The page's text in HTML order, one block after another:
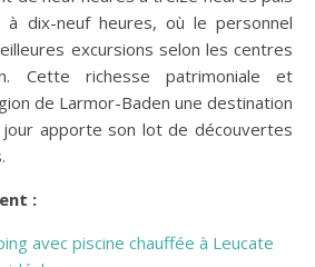
dix-neuf heures, où le personnel
excursions selon les centres
Cette richesse patrimoniale et
de Larmor-Baden une destination
apporte son lot de découvertes
:
avec piscine chauffée à Leucate